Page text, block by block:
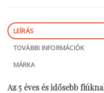
LEÍRÁS
TOVÁBBI INFORMÁCIÓK
MÁRKA
Az 5 éves és idősebb